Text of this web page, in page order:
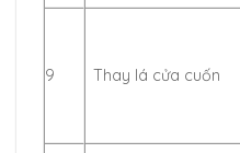
9 Thay lá cửa cuốn